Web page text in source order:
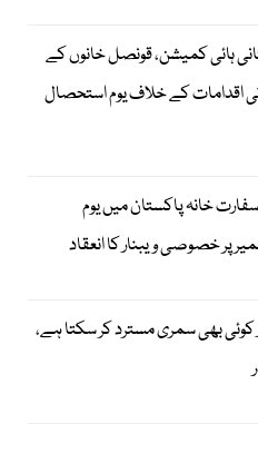
ہائی کمیشن، قونصل خانوں کے
اقدامات کے خلاف یوم استحصال
خانہ پاکستان میں یوم
پر خصوصی ویبنار کا انعقاد
کوئی بھی سمری مسترد کر سکتا ہے،